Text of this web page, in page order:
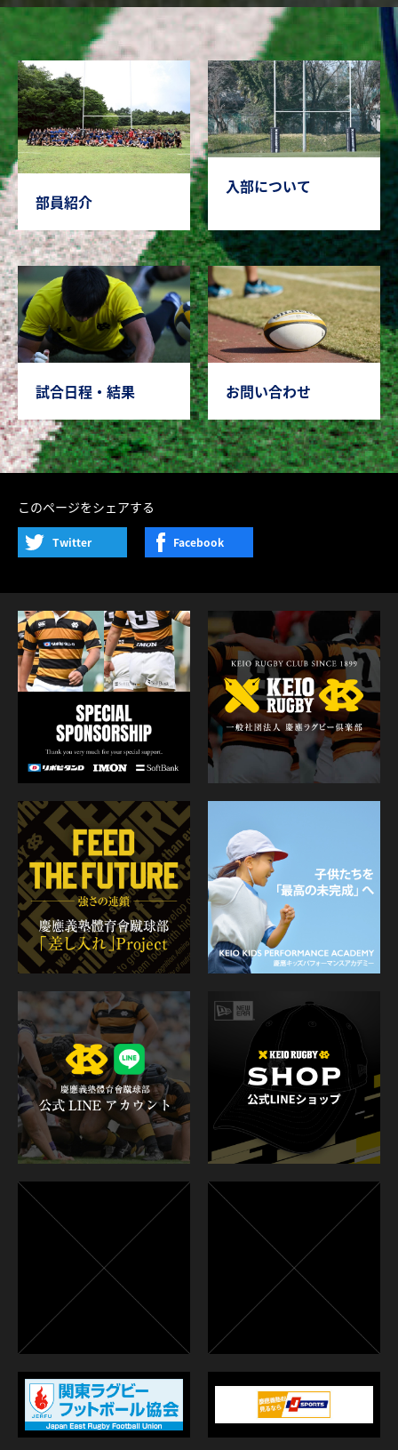
部員紹介
入部について
試合日程・結果 お問い合わせ
このページをシェアする
Twitter Facebook